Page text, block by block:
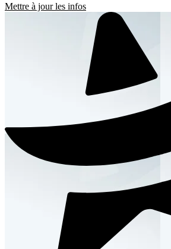
Mettre à jour les infos